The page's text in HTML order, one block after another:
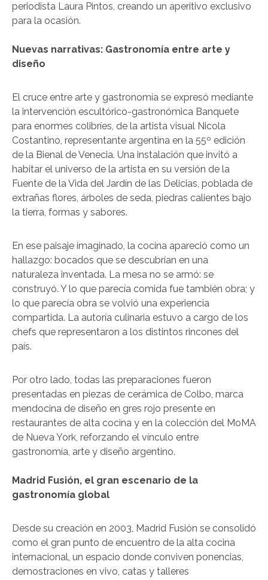
periodista Laura Pintos, creando un aperitivo exclusivo
para la ocasión.
Nuevas narrativas: Gastronomía entre arte y
diseño
El cruce entre arte y gastronomía se expresó mediante
la intervención escultórico-gastronómica Banquete
para enormes colibríes, de la artista visual Nicola
Costantino, representante argentina en la 55º edición
de la Bienal de Venecia. Una instalación que invitó a
habitar el universo de la artista en su versión de la
Fuente de la Vida del Jardín de las Delicias, poblada de
extrañas flores, árboles de seda, piedras calientes bajo
la tierra, formas y sabores.
En ese paisaje imaginado, la cocina apareció como un
hallazgo: bocados que se descubrían en una
naturaleza inventada. La mesa no se armó: se
construyó. Y lo que parecía comida fue también obra; y
lo que parecía obra se volvió una experiencia
compartida. La autoría culinaria estuvo a cargo de los
chefs que representaron a los distintos rincones del
país.
Por otro lado, todas las preparaciones fueron
presentadas en piezas de cerámica de Colbo, marca
mendocina de diseño en gres rojo presente en
restaurantes de alta cocina y en la colección del MoMA
de Nueva York, reforzando el vínculo entre
gastronomía, arte y diseño argentino.
Madrid Fusión, el gran escenario de la
gastronomía global
Desde su creación en 2003, Madrid Fusión se consolidó
como el gran punto de encuentro de la alta cocina
internacional, un espacio donde conviven ponencias,
demostraciones en vivo, catas y talleres